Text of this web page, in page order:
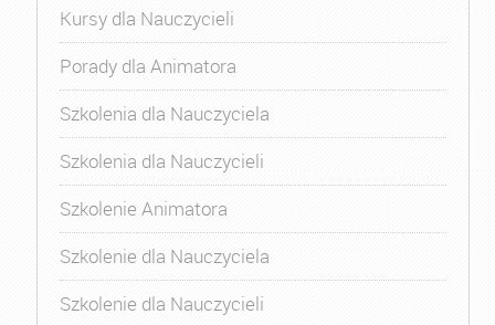
Kursy dla Nauczycieli
Porady dla Animatora
Szkolenia dla Nauczyciela
Szkolenia dla Nauczycieli
Szkolenie Animatora
Szkolenie dla Nauczyciela
Szkolenie dla Nauczycieli